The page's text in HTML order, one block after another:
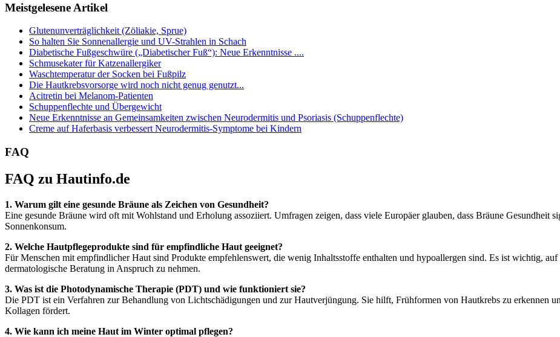
Meistgelesene Artikel
Glutenunverträglichkeit (Zöliakie, Sprue)
So halten Sie Sonnenallergie und UV-Strahlen in Schach
Diabetische Fußgeschwüre („Diabetischer Fuß“): Neue Erkenntnisse ....
Schmusekater für Katzenallergiker
Waschtemperatur der Socken bei Fußpilz
Die Hautkrebsvorsorge wird noch nicht genug genutzt...
Acitretin bei Melanom-Patienten
Schuppenflechte und Übergewicht
Neue Erkenntnisse an Gemeinsamkeiten zwischen Neurodermitis und Psoriasis (Schuppenflechte)
Creme auf Haferbasis verbessert Neurodermitis-Symptome bei Kindern
FAQ
FAQ zu Hautinfo.de
1. Warum gilt eine gesunde Bräune als Zeichen von Gesundheit?
Eine gesunde Bräune wird oft mit Wohlstand und Erholung assoziiert. Umfragen zeigen, dass viele Europäer glauben, dass Bräune Gesundheit
Sonnenkonsum.
2. Welche Hautpflegeprodukte sind für empfindliche Haut geeignet?
Für Menschen mit empfindlicher Haut sind Produkte empfehlenswert, die wenig Inhaltsstoffe enthalten und hypoallergen sind. Es ist wichtig,
dermatologische Beratung in Anspruch zu nehmen.
3. Was ist die Photodynamische Therapie (PDT) und wie funktioniert sie?
Die PDT ist ein Verfahren zur Behandlung von Lichtschädigungen und zur Hautverjüngung. Sie hilft, Frühformen von Hautkrebs zu erkennen
Kollagen fördert.
4. Wie kann ich meine Haut im Winter optimal pflegen?